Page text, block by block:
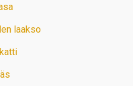
laakso